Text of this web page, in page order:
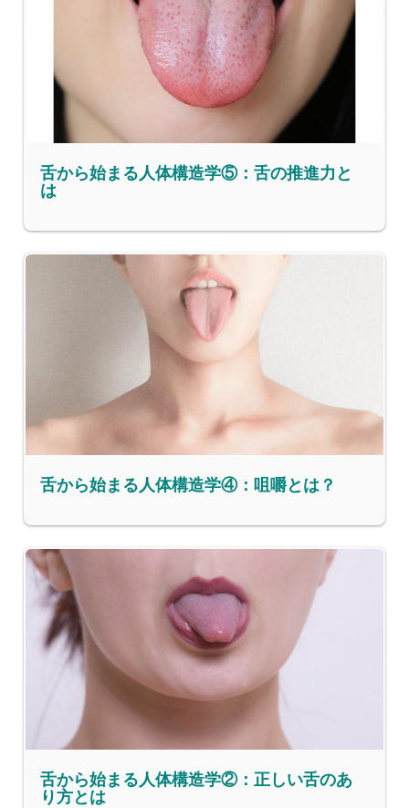
舌から始まる人体構造学⑤：舌の推進力と
は
舌から始まる人体構造学④：咀嚼とは？
舌から始まる人体構造学②：正しい舌のあ
り方とは